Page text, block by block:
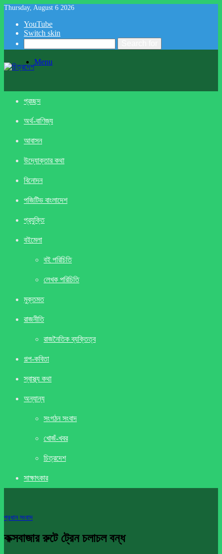
Thursday, August 6 2026
YouTube
Switch skin
Menu
প্রচ্ছদ
অর্থ-বাণিজ্য
আবাসন
উদ্যোক্তার কথা
বিনোদন
পজিটিভ বাংলাদেশ
প্রযুক্তি
বইমেলা
বই পরিচিতি
লেখক পরিচিতি
মুক্তমত
রাজনীতি
রাজনৈতিক ব্যক্তিত্ব
গল্প-কবিতা
স্বাস্থ্য কথা
অন্যান্য
সংগঠন সংবাদ
খােজঁ-খবর
চিত্রদেশ
সাক্ষাৎকার
প্রধান সংবাদ
কক্সবাজার রুটে ট্রেন চলাচল বন্ধ